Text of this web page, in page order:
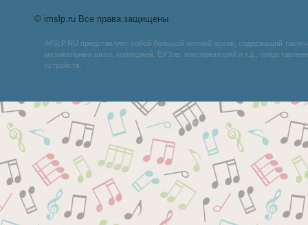
© imslp.ru Все права защищены
IMSLP.RU представляет собой большой нотный архив, содержащий
музыкальных школ, колледжей, ВУЗов, консерваторий и т.д.,
устройств.